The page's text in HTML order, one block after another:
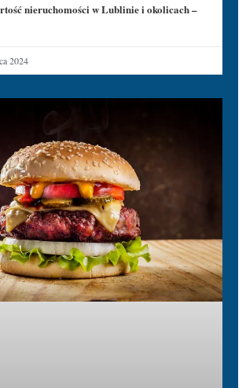
nieruchomości w Lublinie i okolicach –
2024